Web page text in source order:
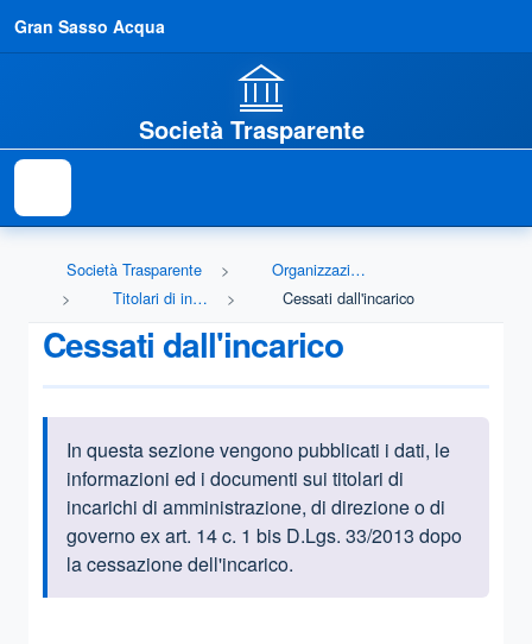
Gran Sasso Acqua
Società Trasparente
Società Trasparente
Organizzazione
Titolari di incarichi politici, di amministrazione, di direzione o di governo
Cessati dall'incarico
Cessati dall'incarico
Informazioni introduttive
In questa sezione vengono pubblicati i dati, le
informazioni ed i documenti sui titolari di
incarichi di amministrazione, di direzione o di
governo ex art. 14 c. 1 bis D.Lgs. 33/2013 dopo
la cessazione dell'incarico.